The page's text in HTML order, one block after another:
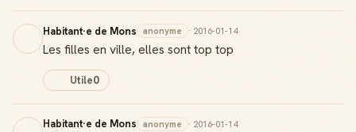
Habitant·e de Mons anonyme · 2016-01-14
Les filles en ville, elles sont top top
Utile0
Habitant·e de Mons anonyme · 2016-01-14